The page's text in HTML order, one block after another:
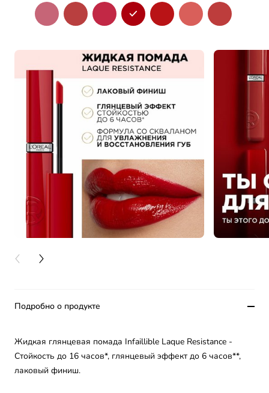
PREVIOUS CARD
NEXT CARD
Подробно о продукте
Жидкая глянцевая помада Infaillible Laque Resistance -
Стойкость до 16 часов*, глянцевый эффект до 6 часов**,
лаковый финиш.